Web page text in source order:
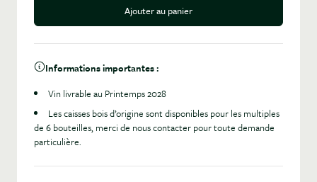
Ajouter au panier
Informations importantes :
Vin livrable au Printemps 2028
Les caisses bois d’origine sont disponibles pour les multiples
de 6 bouteilles, merci de nous contacter pour toute demande
particulière.